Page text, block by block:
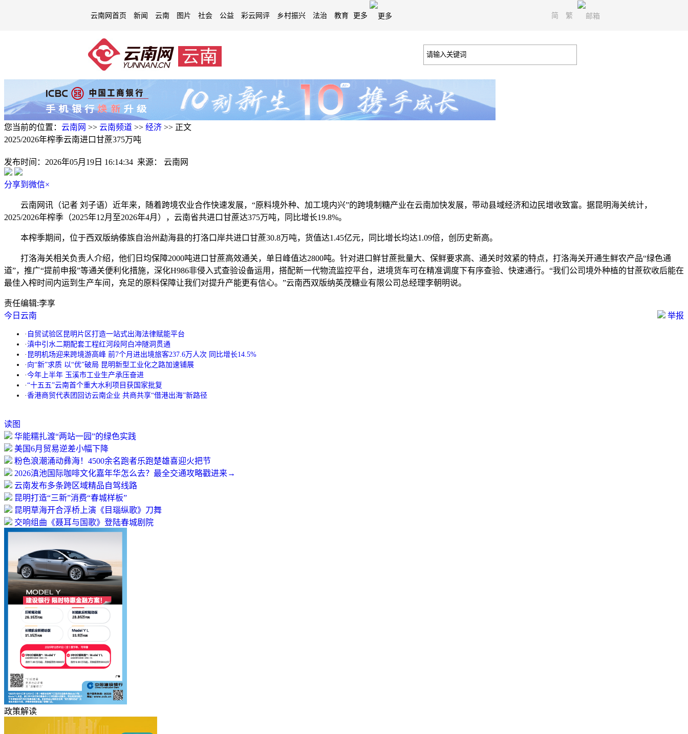
云南网首页 新闻 云南 图片 社会 公益 彩云网评 乡村振兴 法治 教育 更多 简 繁
您当前的位置： 云南网 >> 云南频道 >> 经济 >> 正文
2025/2026年榨季云南进口甘蔗375万吨
发布时间： 2026年05月19日 16:14:34 来源： 云南网
分享到微信×
云南网讯（记者 刘子语）近年来，随着跨境农业合作快速发展，“原料境外种、加工境内兴”的跨境制糖产业在云南加快发展，带动县域经济和边民增收致富。据昆明海关统计，
2025/2026年榨季（2025年12月至2026年4月），云南省共进口甘蔗达375万吨，同比增长19.8%。
本榨季期间，位于西双版纳傣族自治州勐海县的打洛口岸共进口甘蔗30.8万吨，货值达1.45亿元，同比增长均达1.09倍，创历史新高。
打洛海关相关负责人介绍，他们日均保障2000吨进口甘蔗高效通关，单日峰值达2800吨。针对进口鲜甘蔗批量大、保鲜要求高、通关时效紧的特点，打洛海关开通生鲜农产品“绿色通
道”，推广“提前申报”等通关便利化措施，深化H986非侵入式查验设备运用，搭配新一代物流监控平台，进境货车可在精准调度下有序查验、快速通行。“我们公司境外种植的甘蔗砍收后能在
最佳入榨时间内运到生产车间，充足的原料保障让我们对提升产能更有信心。”云南西双版纳英茂糖业有限公司总经理李朝明说。
责任编辑:李享
今日云南
举报
· 自贸试验区昆明片区打造一站式出海法律赋能平台
·滇中引水二期配套工程红河段阿白冲隧洞贯通
· 昆明机场迎来跨境游高峰 前7个月进出境旅客237.6万人次 同比增长14.5%
· 向“新”求质 以“优”破局 昆明新型工业化之路加速铺展
·今年上半年 玉溪市工业生产承压奋进
·“十五五”云南首个重大水利项目获国家批复
·香港商贸代表团回访云南企业 共商共享“借港出海”新路径
读图
华能糯扎渡“两站一园”的绿色实践
美国6月贸易逆差小幅下降
粉色浪潮涌动彝海！4500余名跑者乐跑楚雄喜迎火把节
2026滇池国际咖啡文化嘉年华怎么去？最全交通攻略戳进来→
云南发布多条跨区域精品自驾线路
昆明打造“三新”消费“春城样板”
昆明草海开合浮桥上演《目瑙纵歌》刀舞
交响组曲《聂耳与国歌》登陆春城剧院
政策解读